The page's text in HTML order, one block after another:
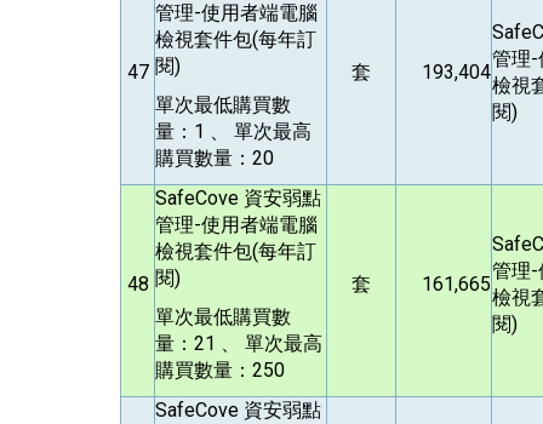
47
管理-使用者端電腦
檢視套件包(每年訂
閱)
單次最低購買數
量：1 、 單次最高
購買數量：20
套 193,404
管理-
檢視
閱)
48
SafeCove 資安弱點
管理-使用者端電腦
檢視套件包(每年訂
閱)
單次最低購買數
量：21 、 單次最高
購買數量：250
套 161,665
管理-
檢視
閱)
SafeCove 資安弱點